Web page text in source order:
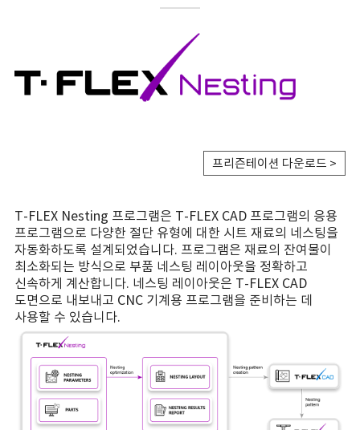
프리즌테이션 다운로드 >
T-FLEX Nesting 프로그램은 T-FLEX CAD 프로그램의 응용
프로그램으로 다양한 절단 유형에 대한 시트 재료의 네스팅을
자동화하도록 설계되었습니다. 프로그램은 재료의 잔여물이
최소화되는 방식으로 부품 네스팅 레이아웃을 정확하고
신속하게 계산합니다. 네스팅 레이아웃은 T-FLEX CAD
도면으로 내보내고 CNC 기계용 프로그램을 준비하는 데
사용할 수 있습니다.